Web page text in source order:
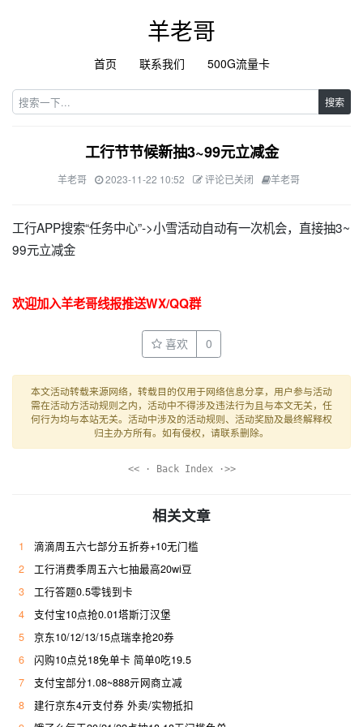
羊老哥
首页 联系我们 500G流量卡
搜索
工行节节候新抽3~99元立减金
羊老哥 2023-11-22 10:52 评论已关闭 羊老哥
工行APP搜索“任务中心”->小雪活动自动有一次机会，直接抽3~
99元立减金
欢迎加入羊老哥线报推送WX/QQ群
喜欢 0
本文活动转载来源网络，转载目的仅用于网络信息分享，用户参与活动
需在活动方活动规则之内，活动中不得涉及违法行为且与本文无关，任
何行为均与本站无关。活动中涉及的活动规则、活动奖励及最终解释权
归主办方所有。如有侵权，请联系删除。
<< · Back Index ·>>
相关文章
1
滴滴周五六七部分五折券+10无门槛
2
工行消费季周五六七抽最高20wi豆
3
工行答题0.5零钱到卡
4
支付宝10点抢0.01塔斯汀汉堡
5
京东10/12/13/15点瑞幸抢20券
6
闪购10点兑18免单卡 简单0吃19.5
7
支付宝部分1.08~888亓网商立减
8
建行京东4亓支付券 外卖/实物抵扣